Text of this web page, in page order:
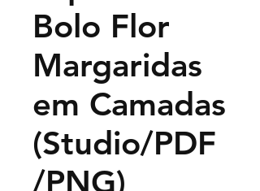
Bolo Flor
Margaridas
em Camadas
(Studio/PDF
/PNG)